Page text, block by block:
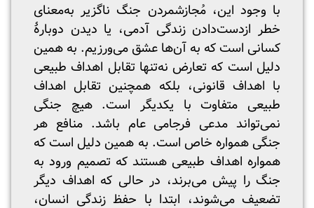
با وجود این، مُجازشمردن جنگ ناگزیر به‌معنای
خطر ازدست‌دادن زندگی آدمی، یا دیدن دوبارۀ
کسانی است که به آن‌ها عشق می‌ورزیم. به همین
دلیل است که تعارض نه‌تنها تقابل اهداف طبیعی
با اهداف قانونی، بلکه همچنین تقابل اهداف
طبیعی متفاوت با یکدیگر است. هیچ جنگی
نمی‌تواند مدعی فرجامی عام باشد. منافع هر
جنگی همواره خاص است. به همین دلیل است که
همواره اهداف طبیعی هستند که تصمیم ورود به
جنگ را پیش می‌برند، در حالی که اهداف دیگر
تضعیف می‌شوند، ابتدا با حفظ زندگی انسان،